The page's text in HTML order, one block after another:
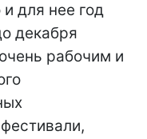
и для нее год
декабря
рабочим и